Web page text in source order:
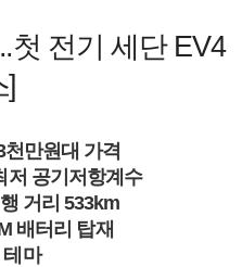
첫 전기 세단 EV4
만원대 가격
저 공기저항계수
거리 533km
배터리 탑재
마